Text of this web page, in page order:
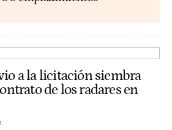
a la licitación siembra
de los radares en